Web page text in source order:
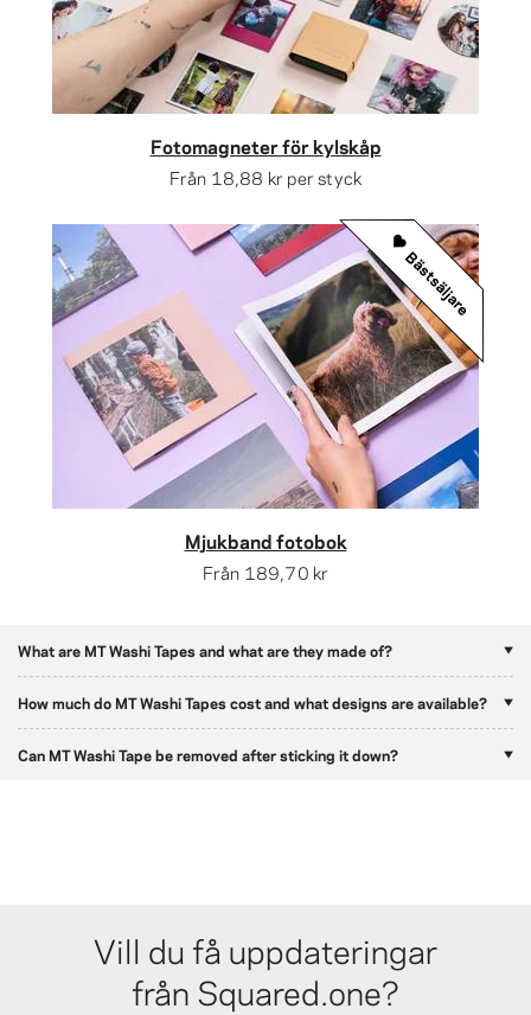
Fotomagneter för kylskåp
Från 18,88 kr per styck
Mjukband fotobok
Från 189,70 kr
Bästsäljare
What are MT Washi Tapes and what are they made of?
How much do MT Washi Tapes cost and what designs are available?
Can MT Washi Tape be removed after sticking it down?
Vill du få uppdateringar
från Squared.one?